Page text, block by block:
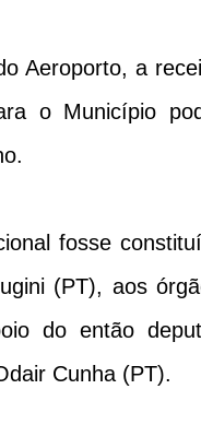
Aeroporto, a
o Município
fosse
(PT), aos
do então
Cunha (PT).